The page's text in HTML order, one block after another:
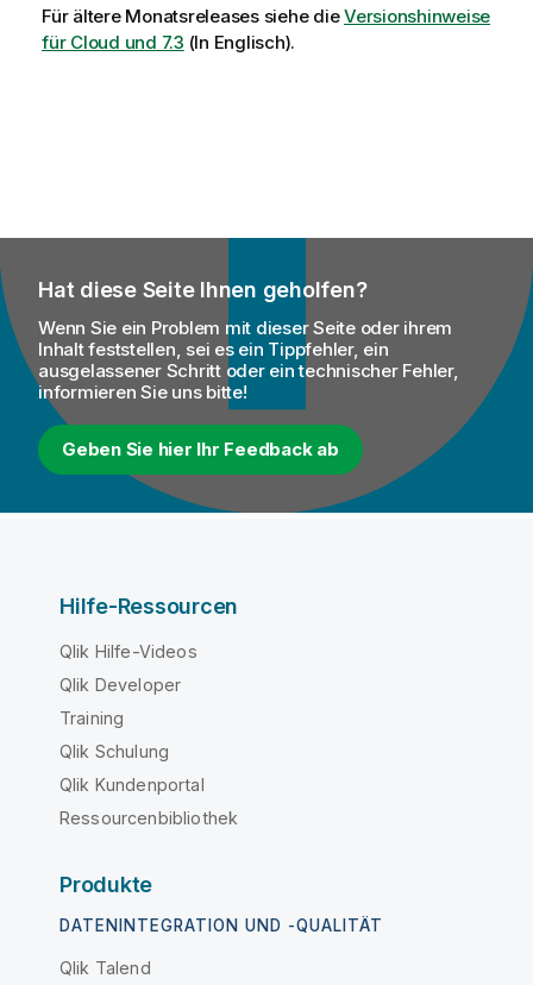
Für ältere Monatsreleases siehe dieVersionshinweise
für Cloud und 7.3 (In Englisch).
Hat diese Seite Ihnen geholfen?
Wenn Sie ein Problem mit dieser Seite oder ihrem
Inhalt feststellen, sei es ein Tippfehler, ein
ausgelassener Schritt oder ein technischer Fehler,
informieren Sie uns bitte!
Geben Sie hier Ihr Feedback ab
Hilfe-Ressourcen
Qlik Hilfe-Videos
Qlik Developer
Training
Qlik Schulung
Qlik Kundenportal
Ressourcenbibliothek
Produkte
DATENINTEGRATION UND -QUALITÄT
Qlik Talend